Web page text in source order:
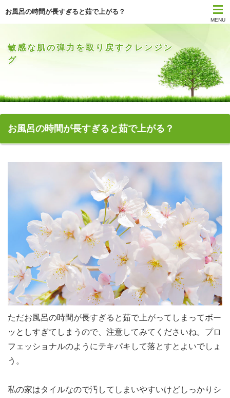
お風呂の時間が長すぎると茹で上がる？
MENU
敏感な肌の弾力を取り戻すクレンジン
グ
お風呂の時間が長すぎると茹で上がる？
ただお風呂の時間が長すぎると茹で上がってしまってボー
ッとしすぎてしまうので、注意してみてくださいね。プロ
フェッショナルのようにテキパキして落とすとよいでしょ
う。
私の家はタイルなので汚してしまいやすいけどしっかりシ